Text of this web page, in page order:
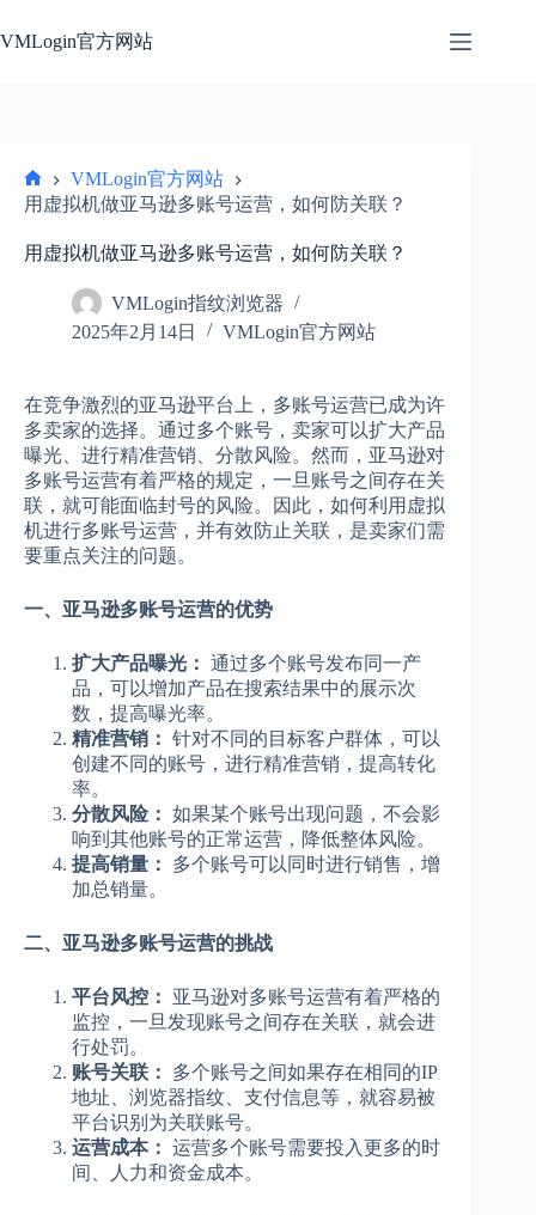
过
VMLogin官方网站
首
VMLogin官方网站
用虚拟机做亚马逊多账号运营，如何防关联？
用虚拟机做亚马逊多账号运营，如何防关联？
VMLogin指纹浏览器
2025年2月14日
VMLogin官方网站
在竞争激烈的亚马逊平台上，多账号运营已成为许
多卖家的选择。通过多个账号，卖家可以扩大产品
曝光、进行精准营销、分散风险。然而，亚马逊对
多账号运营有着严格的规定，一旦账号之间存在关
联，就可能面临封号的风险。因此，如何利用虚拟
机进行多账号运营，并有效防止关联，是卖家们需
要重点关注的问题。
一、亚马逊多账号运营的优势
扩大产品曝光： 通过多个账号发布同一产
品，可以增加产品在搜索结果中的展示次
数，提高曝光率。
精准营销： 针对不同的目标客户群体，可以
创建不同的账号，进行精准营销，提高转化
率。
分散风险： 如果某个账号出现问题，不会影
响到其他账号的正常运营，降低整体风险。
提高销量：
多个账号可以同时进行销售，增
加总销量。
二、亚马逊多账号运营的挑战
平台风控：
亚马逊对多账号运营有着严格的
监控，一旦发现账号之间存在关联，就会进
行处罚。
账号关联：
多个账号之间如果存在相同的IP
地址、浏览器指纹、支付信息等，就容易被
平台识别为关联账号。
运营成本： 运营多个账号需要投入更多的时
间、人力和资金成本。